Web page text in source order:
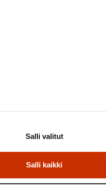
Salli kaikki
Salli valitut
työehdot-osastolla